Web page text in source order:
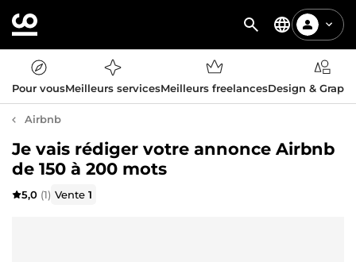
Pour vousMeilleurs servicesMeilleurs freelancesDesign &
Airbnb
Je vais rédiger votre annonce Airbnb
de 150 à 200 mots
5,0 (1) Vente1